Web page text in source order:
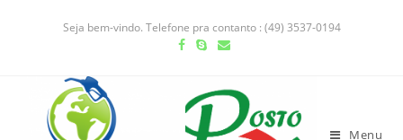
Seja bem-vindo. Telefone pra contanto : (49) 3537-0194
Menu